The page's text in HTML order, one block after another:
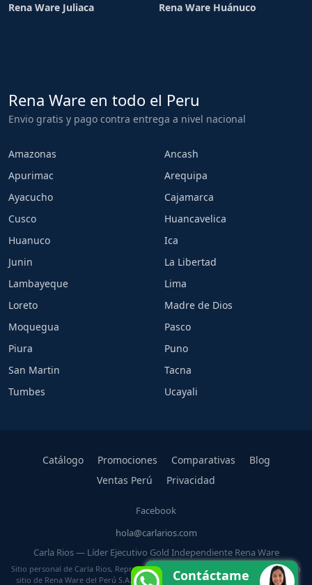
Rena Ware Juliaca Rena Ware Huánuco
Rena Ware en todo el Peru
Envio gratis y pago contra entrega a nivel nacional
Amazonas
Ancash
Apurimac
Arequipa
Ayacucho
Cajamarca
Cusco
Huancavelica
Huanuco
Ica
Junin
La Libertad
Lambayeque
Lima
Loreto
Madre de Dios
Moquegua
Pasco
Piura
Puno
San Martin
Tacna
Tumbes
Ucayali
Catálogo Promociones Comparativas
Blog
Ventas Perú
Privacidad
Facebook
hola@carlarios.com
Carla Rios — Líder Ejecutivo Gold Independiente Rena Ware
Sitio personal de Carla Rios, Representante Independiente Rena Ware. No es un
sitio de Rena Ware del Perú S.A. ni de Rena Ware International. Rena Ware es
Contáctame